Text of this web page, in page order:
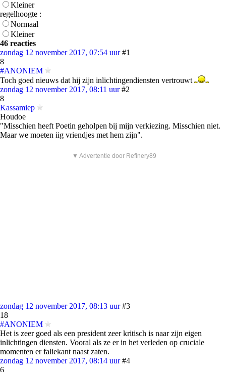
Kleiner
regelhoogte :
Normaal
Kleiner
46 reacties
zondag 12 november 2017, 07:54 uur #1
8
#ANONIEM
Toch goed nieuws dat hij zijn inlichtingendiensten vertrouwt
zondag 12 november 2017, 08:11 uur #2
8
Kassamiep
Houdoe
"Misschien heeft Poetin geholpen bij mijn verkiezing. Misschien niet.
Maar we moeten iig vriendjes met hem zijn".
▼ Advertentie door Refinery89
zondag 12 november 2017, 08:13 uur #3
18
#ANONIEM
Het is zeer goed als een president zeer kritisch is naar zijn eigen
inlichtingen diensten. Vooral als ze er in het verleden op cruciale
momenten er faliekant naast zaten.
zondag 12 november 2017, 08:14 uur #4
6